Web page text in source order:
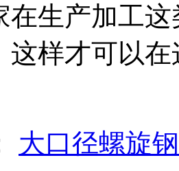
在生产加工
这样才可以
大口径螺旋